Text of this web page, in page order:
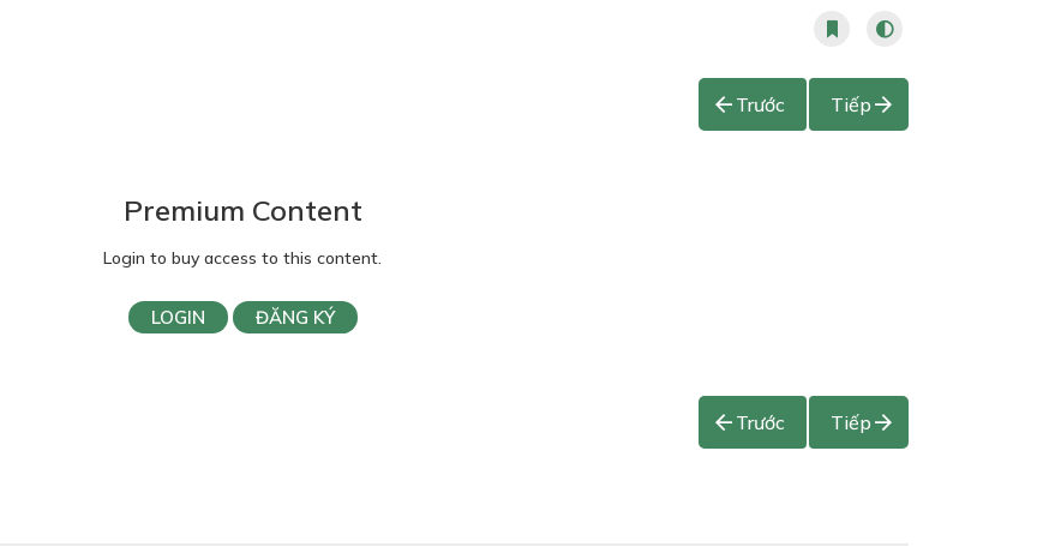
Trước Tiếp
Premium Content
Login to buy access to this content.
LOGIN ĐĂNG KÝ
Trước Tiếp